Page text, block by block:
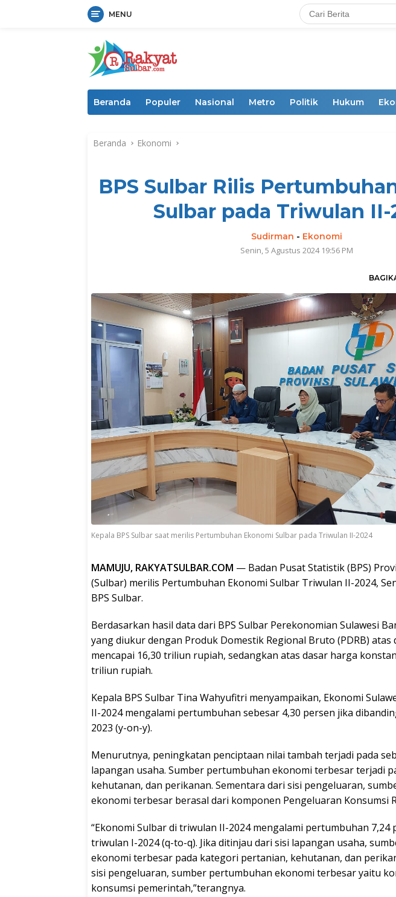
MENU
Beranda Populer Nasional Metro Politik Hukum
Beranda Ekonomi
BPS Sulbar Rilis
Sulbar pada Triwulan II-
Sudirman - Ekonomi
Senin, 5 Agustus 2024 19:56 PM
Kepala BPS Sulbar saat merilis Pertumbuhan Ekonomi Sulbar pada Triwulan II-2024
MAMUJU, RAKYATSULBAR.COM — Badan Pusat Statistik (BPS)
(Sulbar) merilis Pertumbuhan Ekonomi Sulbar Triwulan II-2024,
BPS Sulbar.
Berdasarkan hasil data dari BPS Sulbar Perekonomian Sulawesi
yang diukur dengan Produk Domestik Regional Bruto (PDRB)
mencapai 16,30 triliun rupiah, sedangkan atas dasar harga
triliun rupiah.
Kepala BPS Sulbar Tina Wahyufitri menyampaikan, Ekonomi
II-2024 mengalami pertumbuhan sebesar 4,30 persen jika
2023 (y-on-y).
Menurutnya, peningkatan penciptaan nilai tambah terjadi pada
lapangan usaha. Sumber pertumbuhan ekonomi terbesar terjadi
kehutanan, dan perikanan. Sementara dari sisi pengeluaran,
ekonomi terbesar berasal dari komponen Pengeluaran Konsumsi
“Ekonomi Sulbar di triwulan II-2024 mengalami pertumbuhan 7,24
triwulan I-2024 (q-to-q). Jika ditinjau dari sisi lapangan usaha,
ekonomi terbesar pada kategori pertanian, kehutanan, dan
sisi pengeluaran, sumber pertumbuhan ekonomi terbesar yaitu
konsumsi pemerintah,”terangnya.